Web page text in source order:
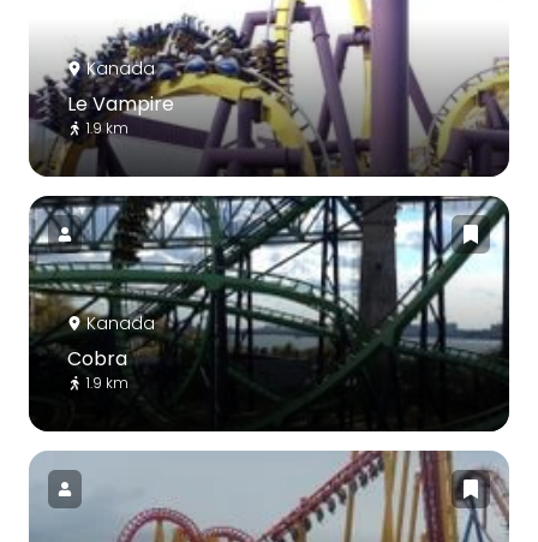
Kanada
Le Vampire
1.9 km
Kanada
Cobra
1.9 km